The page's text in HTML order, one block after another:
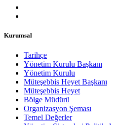
Kurumsal
Tarihçe
Yönetim Kurulu Başkanı
Yönetim Kurulu
Müteşebbis Heyet Başkanı
Müteşebbis Heyet
Bölge Müdürü
Organizasyon Şeması
Temel Değerler